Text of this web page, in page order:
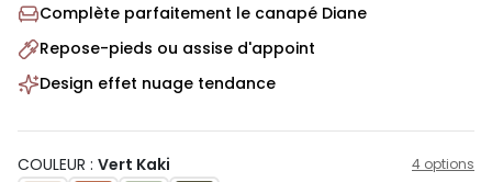
Complète parfaitement le canapé Diane
Repose-pieds ou assise d'appoint
Design effet nuage tendance
COULEUR : Vert Kaki 4 options